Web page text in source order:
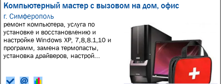
Компьютерный мастер с вызовом на дом, офис
г. Симферополь
ремонт компьютера, услуга по
установке и восстановлению и
настройке Windows XP, 7,8,8.1,10 и
программ, замена термопасты,
установка драйверов, настрой...